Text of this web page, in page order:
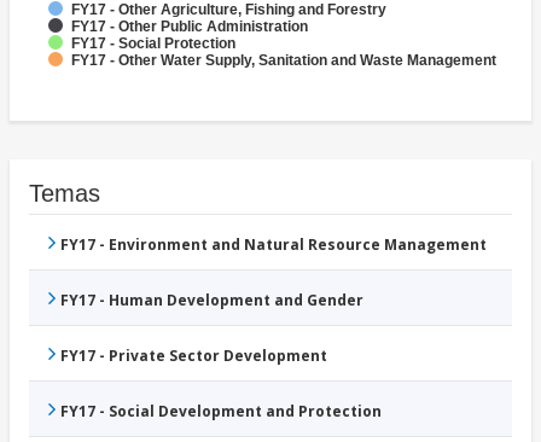
FY17 - Other Agriculture, Fishing and Forestry
FY17 - Other Public Administration
FY17 - Social Protection
FY17 - Other Water Supply, Sanitation and Waste Management
Temas
FY17 - Environment and Natural Resource Management
FY17 - Human Development and Gender
FY17 - Private Sector Development
FY17 - Social Development and Protection